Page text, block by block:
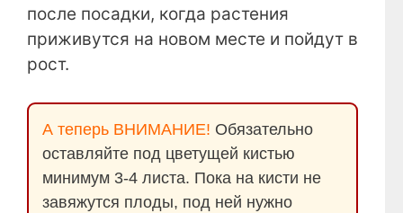
после посадки, когда растения
приживутся на новом месте и пойдут в
рост.
А теперь ВНИМАНИЕ! Обязательно
оставляйте под цветущей кистью
минимум 3-4 листа. Пока на кисти не
завяжутся плоды, под ней нужно